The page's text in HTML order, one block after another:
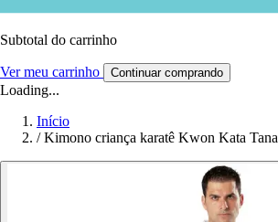
Subtotal do carrinho
Ver meu carrinho Continuar comprando
Loading...
Início
/ Kimono criança karatê Kwon Kata